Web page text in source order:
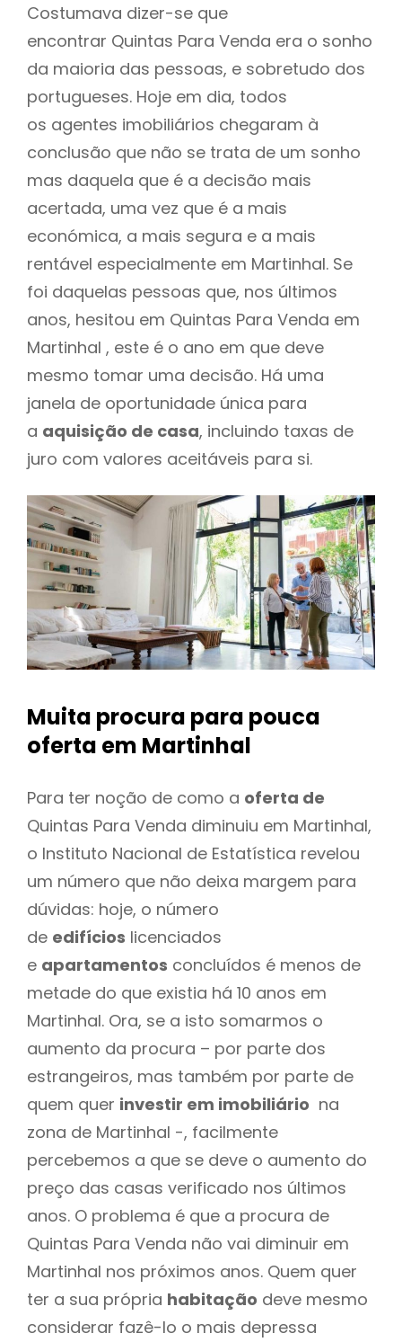
Costumava dizer-se que
encontrar Quintas Para Venda era o sonho
da maioria das pessoas, e sobretudo dos
portugueses. Hoje em dia, todos
os agentes imobiliários chegaram à
conclusão que não se trata de um sonho
mas daquela que é a decisão mais
acertada, uma vez que é a mais
económica, a mais segura e a mais
rentável especialmente em Martinhal. Se
foi daquelas pessoas que, nos últimos
anos, hesitou em Quintas Para Venda em
Martinhal , este é o ano em que deve
mesmo tomar uma decisão. Há uma
janela de oportunidade única para
a aquisição de casa, incluindo taxas de
juro com valores aceitáveis para si.
Muita procura para pouca
oferta em Martinhal
Para ter noção de como a oferta de
Quintas Para Venda diminuiu em Martinhal,
o Instituto Nacional de Estatística revelou
um número que não deixa margem para
dúvidas: hoje, o número
de edifícios licenciados
e apartamentos concluídos é menos de
metade do que existia há 10 anos em
Martinhal. Ora, se a isto somarmos o
aumento da procura – por parte dos
estrangeiros, mas também por parte de
quem quer investir em imobiliário na
zona de Martinhal -, facilmente
percebemos a que se deve o aumento do
preço das casas verificado nos últimos
anos. O problema é que a procura de
Quintas Para Venda não vai diminuir em
Martinhal nos próximos anos. Quem quer
ter a sua própria habitação deve mesmo
considerar fazê-lo o mais depressa